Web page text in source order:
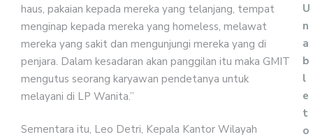
haus, pakaian kepada mereka yang telanjang, tempat
menginap kepada mereka yang homeless, melawat
mereka yang sakit dan mengunjungi mereka yang di
penjara. Dalam kesadaran akan panggilan itu maka GMIT
mengutus seorang karyawan pendetanya untuk
melayani di LP Wanita.”
Sementara itu, Leo Detri, Kepala Kantor Wilayah
U
n
a
b
l
e
t
o